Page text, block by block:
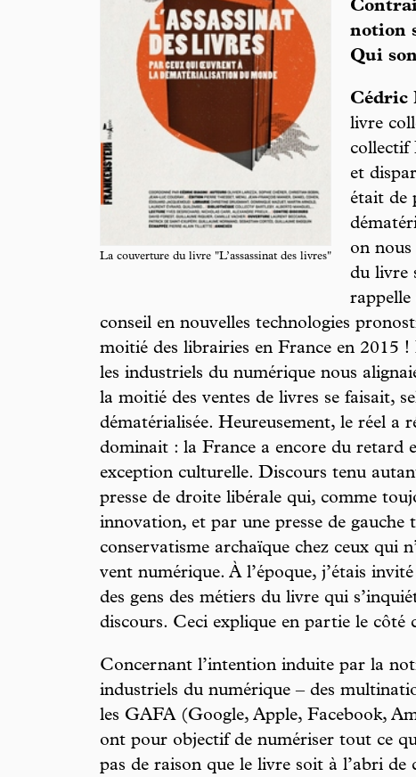
La couverture du livre "L’assassinat des livres"
notion
Qui
Cédric
livre
collectif
et
était de
on
du livre
rappelle
conseil en nouvelles technologies
moitié des librairies en France en 2015 !
les industriels du numérique nous
la moitié des ventes de livres se faisait,
dématérialisée. Heureusement, le réel a
dominait : la France a encore du retard
exception culturelle. Discours tenu
presse de droite libérale qui, comme
innovation, et par une presse de
conservatisme archaïque chez ceux qui
vent numérique. À l’époque, j’étais
des gens des métiers du livre qui
discours. Ceci explique en partie le côté
Concernant l’intention induite par la
industriels du numérique – des
les GAFA (Google, Apple, Facebook,
ont pour objectif de numériser tout ce
pas de raison que le livre soit à l’abri de